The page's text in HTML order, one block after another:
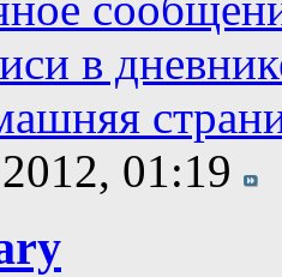
в
01:19